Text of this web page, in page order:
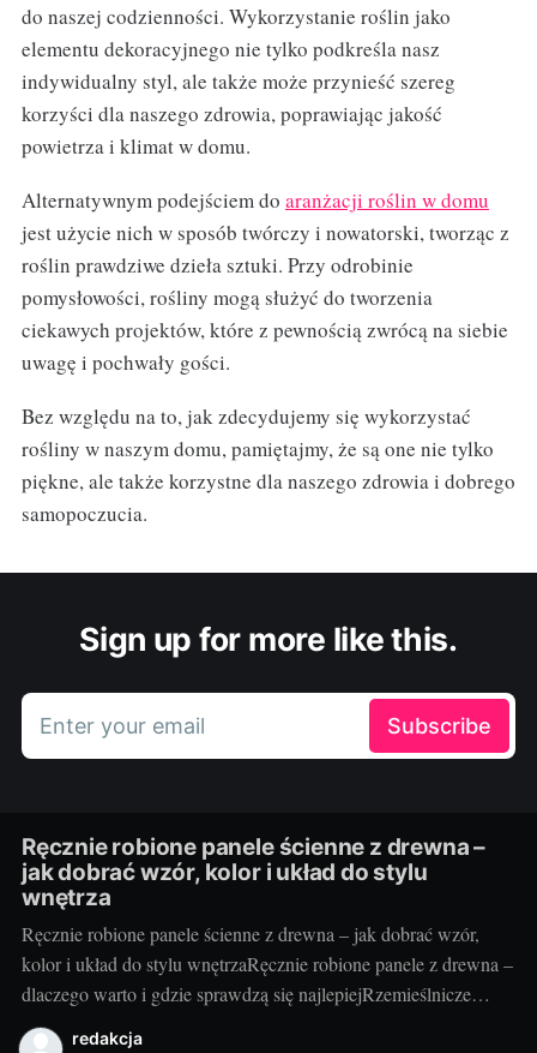
do naszej codzienności. Wykorzystanie roślin jako
elementu dekoracyjnego nie tylko podkreśla nasz
indywidualny styl, ale także może przynieść szereg
korzyści dla naszego zdrowia, poprawiając jakość
powietrza i klimat w domu.
Alternatywnym podejściem do aranżacji roślin w domu
jest użycie nich w sposób twórczy i nowatorski, tworząc z
roślin prawdziwe dzieła sztuki. Przy odrobinie
pomysłowości, rośliny mogą służyć do tworzenia
ciekawych projektów, które z pewnością zwrócą na siebie
uwagę i pochwały gości.
Bez względu na to, jak zdecydujemy się wykorzystać
rośliny w naszym domu, pamiętajmy, że są one nie tylko
piękne, ale także korzystne dla naszego zdrowia i dobrego
samopoczucia.
Sign up for more like this.
Enter your email Subscribe
Ręcznie robione panele ścienne z drewna –
jak dobrać wzór, kolor i układ do stylu
wnętrza
Ręcznie robione panele ścienne z drewna – jak dobrać wzór,
kolor i układ do stylu wnętrzaRęcznie robione panele z drewna –
dlaczego warto i gdzie sprawdzą się najlepiejRzemieślnicze
panele ścienne to coś więcej niż okładzina – to faktura, ciepło i
redakcja